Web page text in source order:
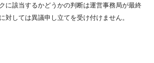
に該当するかどうかの判断は運営事務局が最終
対しては異議申し立てを受け付けません。